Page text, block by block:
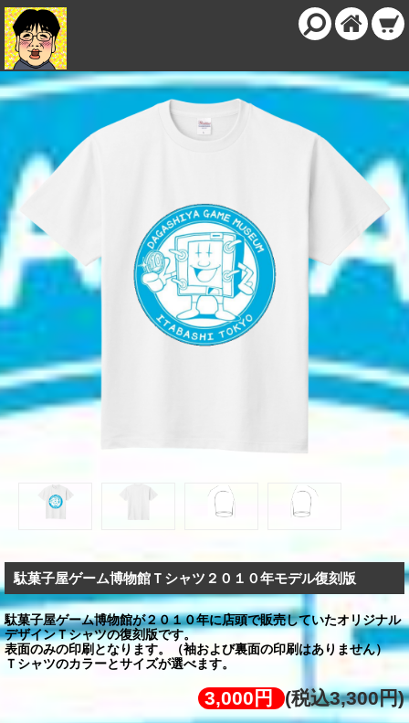
駄菓子屋ゲーム博物館Ｔシャツ２０１０年モデル復刻版
駄菓子屋ゲーム博物館が２０１０年に店頭で販売していたオリジナル
デザインＴシャツの復刻版です。
表面のみの印刷となります。（袖および裏面の印刷はありません）
Ｔシャツのカラーとサイズが選べます。
3,000円 (税込3,300円)